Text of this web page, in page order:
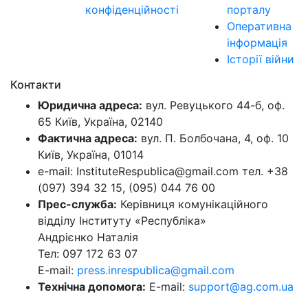
конфіденційності
порталу
Оперативна
інформація
Історії війни
Контакти
Юридична адреса: вул. Ревуцького 44-б, оф.
65 Київ, Україна, 02140
Фактична адреса: вул. П. Болбочана, 4, оф. 10
Київ, Україна, 01014
e-mail: InstituteRespublica@gmail.com тел. +38
(097) 394 32 15, (095) 044 76 00
Прес-служба: Керівниця комунікаційного
відділу Інституту «Республіка»
Андрієнко Наталія
Тел: 097 172 63 07
E-mail: press.inrespublica@gmail.com
Технічна допомога: E-mail: support@ag.com.ua